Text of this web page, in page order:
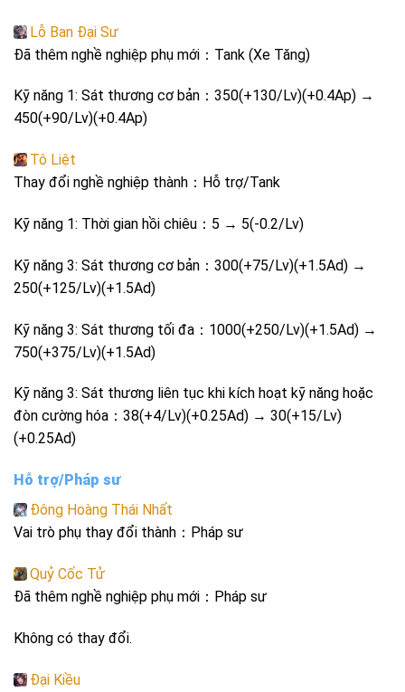
Lỗ Ban Đại Sư
Đã thêm nghề nghiệp phụ mới：Tank (Xe Tăng)
Kỹ năng 1: Sát thương cơ bản：350(+130/Lv)(+0.4Ap) →
450(+90/Lv)(+0.4Ap)
Tô Liệt
Thay đổi nghề nghiệp thành：Hỗ trợ/Tank
Kỹ năng 1: Thời gian hồi chiêu：5 → 5(-0.2/Lv)
Kỹ năng 3: Sát thương cơ bản：300(+75/Lv)(+1.5Ad) →
250(+125/Lv)(+1.5Ad)
Kỹ năng 3: Sát thương tối đa：1000(+250/Lv)(+1.5Ad) →
750(+375/Lv)(+1.5Ad)
Kỹ năng 3: Sát thương liên tục khi kích hoạt kỹ năng hoặc
đòn cường hóa：38(+4/Lv)(+0.25Ad) → 30(+15/Lv)
(+0.25Ad)
Hỗ trợ/Pháp sư
Đông Hoàng Thái Nhất
Vai trò phụ thay đổi thành：Pháp sư
Quỷ Cốc Tử
Đã thêm nghề nghiệp phụ mới：Pháp sư
Không có thay đổi.
Đại Kiều